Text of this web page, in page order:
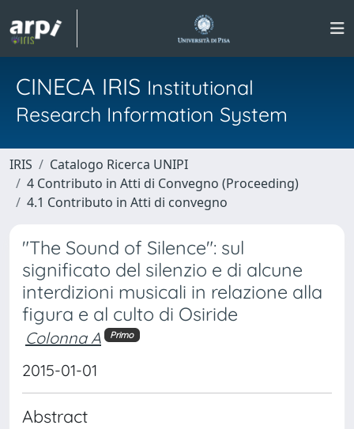
CINECA IRIS Institutional
Research Information System
IRIS
Catalogo Ricerca UNIPI
4 Contributo in Atti di Convegno (Proceeding)
4.1 Contributo in Atti di convegno
"The Sound of Silence": sul
significato del silenzio e di alcune
interdizioni musicali in relazione alla
figura e al culto di Osiride
Colonna A Primo
2015-01-01
Abstract